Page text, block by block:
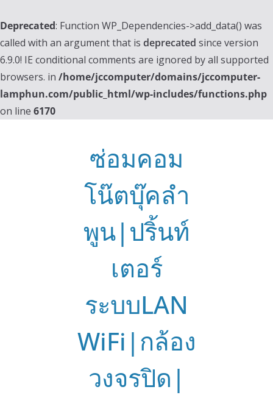
Deprecated: Function WP_Dependencies->add_data() was
called with an argument that is deprecated since version
6.9.0! IE conditional comments are ignored by all supported
browsers. in /home/jccomputer/domains/jccomputer-
lamphun.com/public_html/wp-includes/functions.php
on line 6170
ซ่อมคอม
โน๊ตบุ๊คลำ
พูน|ปริ้นท์
เตอร์
ระบบLAN
WiFi|กล้อง
วงจรปิด|